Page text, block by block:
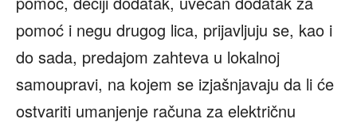
pomoć i negu drugog lica, prijavljuju se, kao i
do sada, predajom zahteva u lokalnoj
samoupravi, na kojem se izjašnjavaju da li će
ostvariti umanjenje računa za električnu